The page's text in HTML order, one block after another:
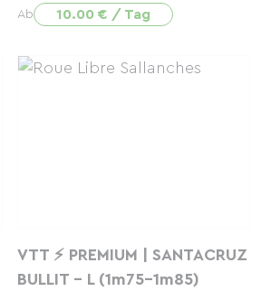
Ab 10.00 € / Tag
VTT ⚡ PREMIUM | SANTACRUZ
BULLIT - L (1m75-1m85)